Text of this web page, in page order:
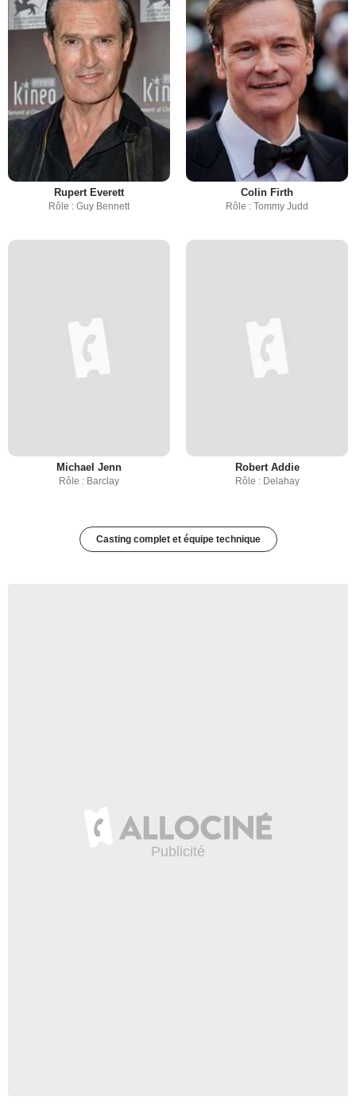
Rupert Everett
Rôle : Guy Bennett
Colin Firth
Rôle : Tommy Judd
Michael Jenn
Rôle : Barclay
Robert Addie
Rôle : Delahay
Casting complet et équipe technique